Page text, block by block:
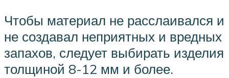
Чтобы материал не расслаивался и
не создавал неприятных и вредных
запахов, следует выбирать изделия
толщиной 8-12 мм и более.